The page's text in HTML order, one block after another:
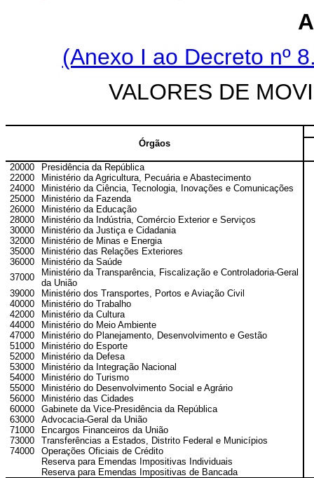
(Anexo I ao Decreto nº
VALORES DE
Órgãos
20000
Presidência da República
22000
Ministério da Agricultura, Pecuária e Abastecimento
24000
Ministério da Ciência, Tecnologia, Inovações e Comunicações
25000
Ministério da Fazenda
26000
Ministério da Educação
28000
Ministério da Indústria, Comércio Exterior e Serviços
30000
Ministério da Justiça e Cidadania
32000
Ministério de Minas e Energia
35000
Ministério das Relações Exteriores
36000
Ministério da Saúde
37000
Ministério da Transparência, Fiscalização e Controladoria-Geral
da União
39000
Ministério dos Transportes, Portos e Aviação Civil
40000
Ministério do Trabalho
42000
Ministério da Cultura
44000
Ministério do Meio Ambiente
47000
Ministério do Planejamento, Desenvolvimento e Gestão
51000
Ministério do Esporte
52000
Ministério da Defesa
53000
Ministério da Integração Nacional
54000
Ministério do Turismo
55000
Ministério do Desenvolvimento Social e Agrário
56000
Ministério das Cidades
60000
Gabinete da Vice-Presidência da República
63000
Advocacia-Geral da União
71000
Encargos Financeiros da União
73000
Transferências a Estados, Distrito Federal e Municípios
74000
Operações Oficiais de Crédito
Reserva para Emendas Impositivas Individuais
Reserva para Emendas Impositivas de Bancada